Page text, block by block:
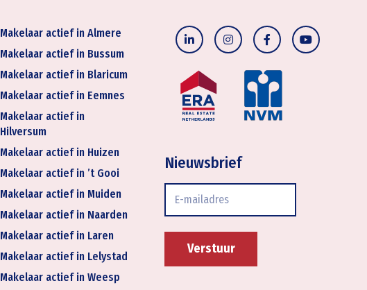
Makelaar actief in Almere
Makelaar actief in Bussum
Makelaar actief in Blaricum
Makelaar actief in Eemnes
Makelaar actief in
Hilversum
Makelaar actief in Huizen
Makelaar actief in ’t Gooi
Makelaar actief in Muiden
Makelaar actief in Naarden
Makelaar actief in Laren
Makelaar actief in Lelystad
Makelaar actief in Weesp
Nieuwsbrief